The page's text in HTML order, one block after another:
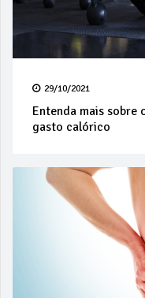
29/10/2021
Entenda mais sobre
gasto calórico